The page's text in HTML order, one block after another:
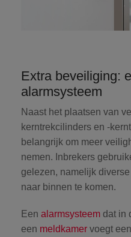
Extra beveiliging:
alarmsysteem
Naast het plaatsen van
kerntrekcilinders en -
belangrijk om meer
nemen. Inbrekers
gelezen, namelijk
naar binnen te komen.
Een alarmsysteem dat in
een meldkamer voegt